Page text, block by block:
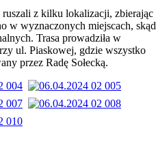
ruszali z kilku lokalizacji, zbierając
w wyznaczonych miejscach, skąd
Trasa prowadziła w
ul. Piaskowej, gdzie wszystko
przez Radę Sołecką.